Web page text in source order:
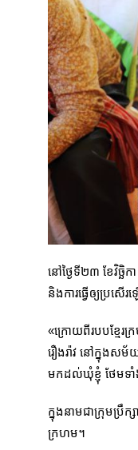
នៅថ្ងៃទី២៣ ខែវិច្ឆិ
និងការធ្វើឲ្យប្រសើ
«ក្រោយពីរបបខ្មែ
រឿងរ៉ាវ នៅក្នុងសម័
មកដល់ឃុំខ្ញុំ ថែមទាំ
ក្នុងនាមជាក្រុមប្
ក្រហម។